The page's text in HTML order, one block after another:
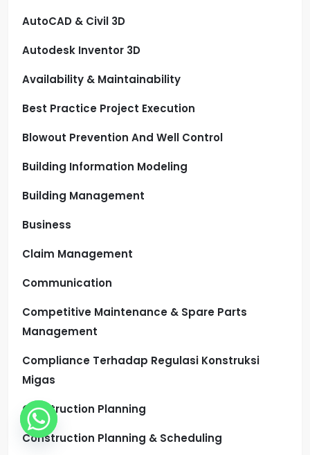
AutoCAD & Civil 3D
Autodesk Inventor 3D
Availability & Maintainability
Best Practice Project Execution
Blowout Prevention And Well Control
Building Information Modeling
Building Management
Business
Claim Management
Communication
Competitive Maintenance & Spare Parts
Management
Compliance Terhadap Regulasi Konstruksi
Migas
Construction Planning
Construction Planning & Scheduling